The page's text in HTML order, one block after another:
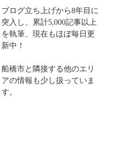
ブログ立ち上げから8年目に
突入し、累計5,000記事以上
を執筆、現在もほぼ毎日更
新中！
船橋市と隣接する他のエリ
アの情報も少し扱っていま
す。